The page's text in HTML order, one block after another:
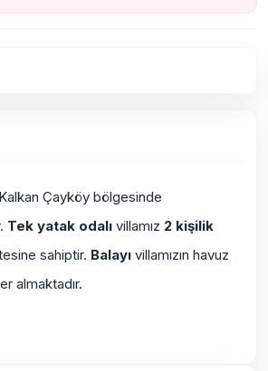
Kalkan Çayköy bölgesinde
Tek yatak odalı villamız 2 kişilik
sahiptir. Balayı villamızın havuz
almaktadır.